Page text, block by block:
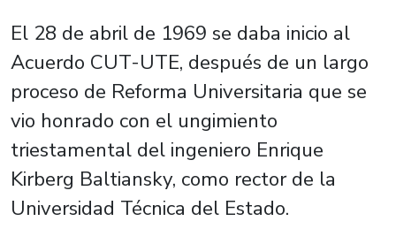
El 28 de abril de 1969 se daba inicio al
Acuerdo CUT-UTE, después de un largo
proceso de Reforma Universitaria que se
vio honrado con el ungimiento
triestamental del ingeniero Enrique
Kirberg Baltiansky, como rector de la
Universidad Técnica del Estado.